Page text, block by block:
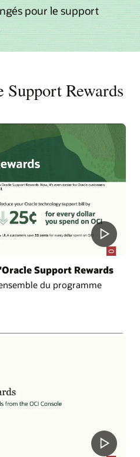
pour le support
Rewards
Support Rewards
du programme